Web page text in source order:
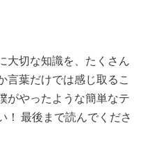
大切な知識を、たくさん
言葉だけでは感じ取るこ
がやったような簡単なテ
！ 最後まで読んでくださ